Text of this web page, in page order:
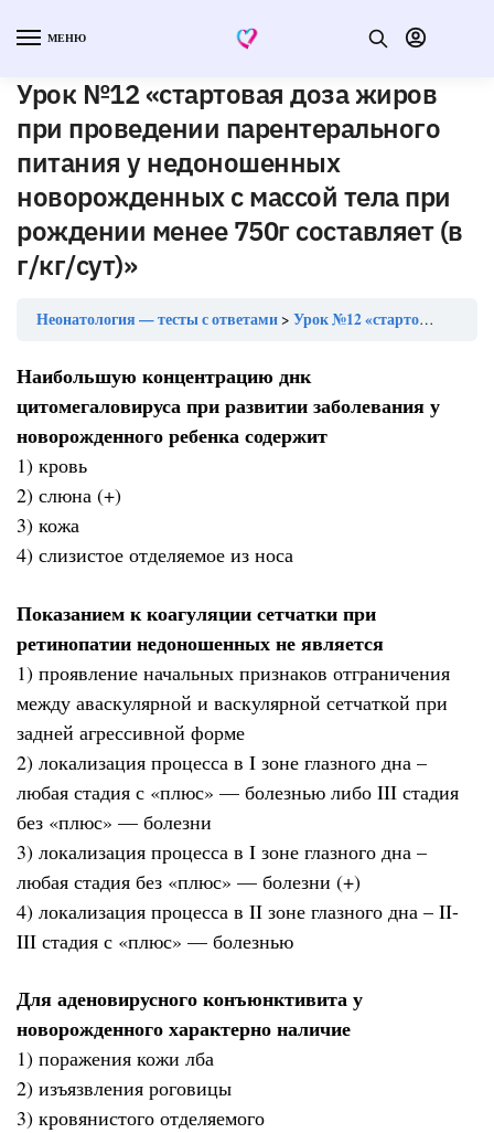
МЕНЮ
Урок №12 «стартовая доза жиров
при проведении парентерального
питания у недоношенных
новорожденных с массой тела при
рождении менее 750г составляет (в
г/кг/сут)»
Неонатология — тесты с ответами Урок №12 «стартовая доза жиров при проведении парентерального питания у недоношенных новорожденных с массой тела при рождении менее 750г составляет (в г/кг/сут)»
Наибольшую концентрацию днк
цитомегаловируса при развитии заболевания у
новорожденного ребенка содержит
1) кровь
2) слюна (+)
3) кожа
4) слизистое отделяемое из носа
Показанием к коагуляции сетчатки при
ретинопатии недоношенных не является
1) проявление начальных признаков отграничения
между аваскулярной и васкулярной сетчаткой при
задней агрессивной форме
2) локализация процесса в I зоне глазного дна –
любая стадия с «плюс» — болезнью либо III стадия
без «плюс» — болезни
3) локализация процесса в I зоне глазного дна –
любая стадия без «плюс» — болезни (+)
4) локализация процесса в II зоне глазного дна – II-
III стадия с «плюс» — болезнью
Для аденовирусного конъюнктивита у
новорожденного характерно наличие
1) поражения кожи лба
2) изъязвления роговицы
3) кровянистого отделяемого